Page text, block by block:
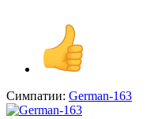
Симпатии: German-163